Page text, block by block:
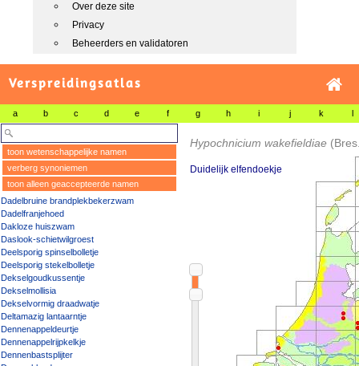
Over deze site
Privacy
Beheerders en validatoren
Verspreidingsatlas
a b c d e f g h i j k l
toon wetenschappelijke namen
verberg synoniemen
toon alleen geaccepteerde namen
Dadelbruine brandplekbekerzwam
Dadelfranjehoed
Dakloze huiszwam
Daslook-schietwilgroest
Deelsporig spinselbolletje
Deelsporig stekelbolletje
Dekselgoudkussentje
Dekselmollisia
Dekselvormig draadwatje
Deltamazig lantaarntje
Dennenappeldeurtje
Dennenappelrijpkelkje
Dennenbastsplijter
Hypochnicium wakefieldiae
Duidelijk elfendoekje